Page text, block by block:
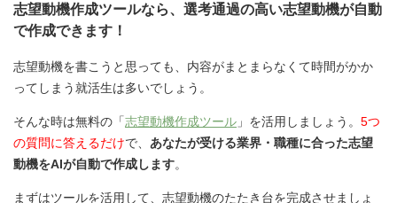
志望動機作成ツールなら、選考通過の高い志望動機が自動
で作成できます！
志望動機を書こうと思っても、内容がまとまらなくて時間がかか
ってしまう就活生は多いでしょう。
そんな時は無料の「志望動機作成ツール 」を活用しましょう。 5つ
の質問に答えるだけで、 あなたが受ける業界・職種に合った志望
動機をAIが自動で作成します。
まずはツールを活用して、志望動機のたたき台を完成させましょ